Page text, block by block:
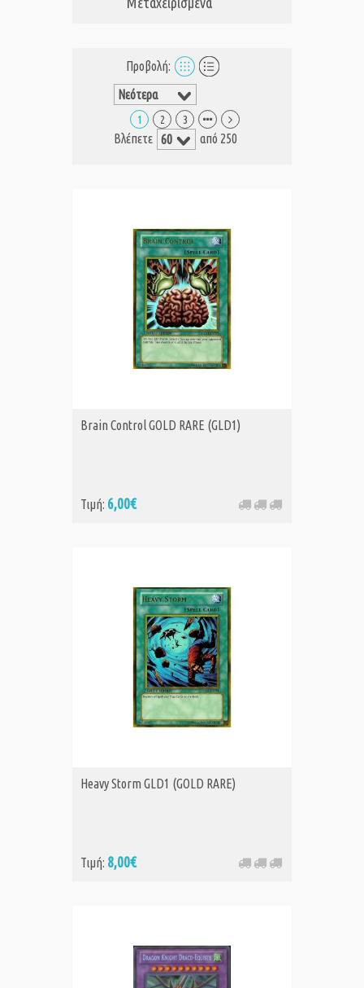
Προβολή:
1 2 3
Βλέπετε από 250
Brain Control GOLD RARE (GLD1)
Τιμή: 6,00€
Heavy Storm GLD1 (GOLD RARE)
Τιμή: 8,00€